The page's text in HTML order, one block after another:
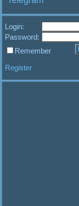
Login:
Password:
Remember
Register